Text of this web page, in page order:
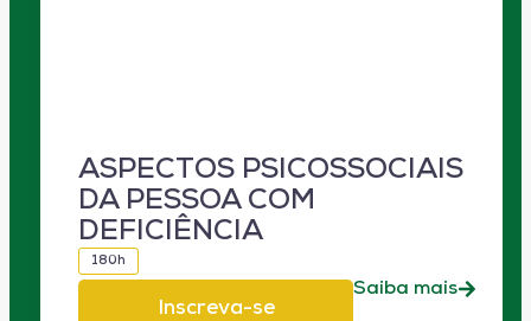
ASPECTOS PSICOSSOCIAIS
DA PESSOA COM
DEFICIÊNCIA
180h
Inscreva-se
Saiba mais